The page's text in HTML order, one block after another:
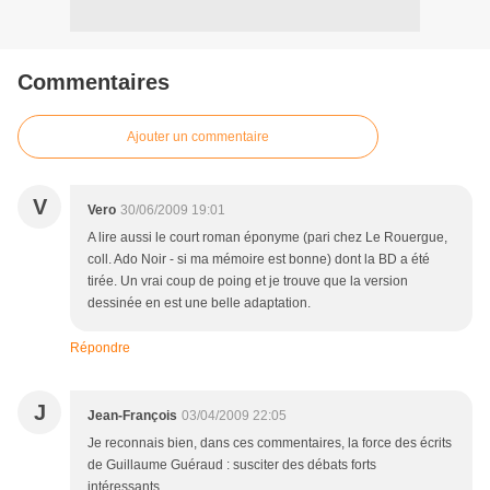
Commentaires
Ajouter un commentaire
V Vero 30/06/2009 19:01
A lire aussi le court roman éponyme (pari chez Le Rouergue,
coll. Ado Noir - si ma mémoire est bonne) dont la BD a été
tirée. Un vrai coup de poing et je trouve que la version
dessinée en est une belle adaptation.
Répondre
J Jean-François 03/04/2009 22:05
Je reconnais bien, dans ces commentaires, la force des écrits
de Guillaume Guéraud : susciter des débats forts
intéressants...